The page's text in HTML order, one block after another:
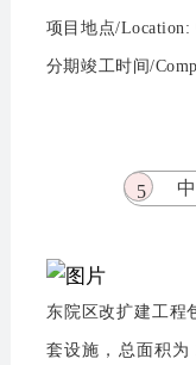
项目地点/
分期竣工时间/
5
东院区改扩建工程
套设施，总面积为